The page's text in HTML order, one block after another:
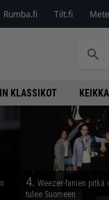
Rumba.fi Tilt.fi
KLASSIKOT KEIKKA
4. Weezer-fanien pitkä
tulee Suomeen